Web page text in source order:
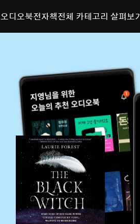
오디오북전자책전체 카테고리 살펴보기